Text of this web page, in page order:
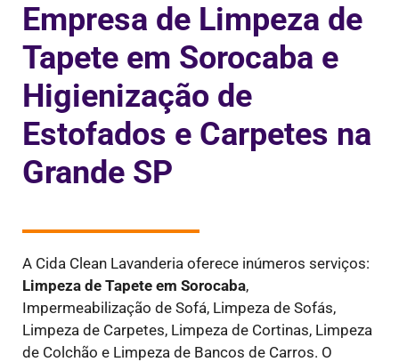
Empresa de Limpeza de
Tapete em Sorocaba e
Higienização de
Estofados e Carpetes na
Grande SP
A Cida Clean Lavanderia oferece inúmeros serviços:
Limpeza de Tapete em Sorocaba,
Impermeabilização de Sofá, Limpeza de Sofás,
Limpeza de Carpetes, Limpeza de Cortinas, Limpeza
de Colchão e Limpeza de Bancos de Carros. O